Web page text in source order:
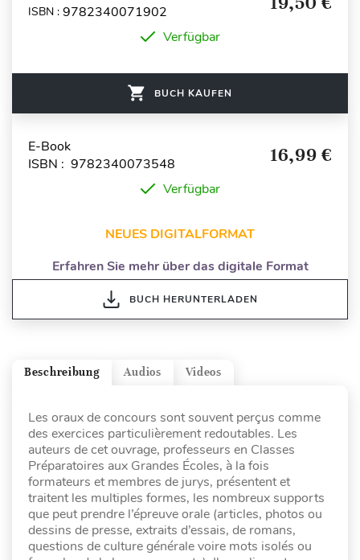
ISBN : 9782340071902
Verfügbar
BUCH KAUFEN
E-Book
ISBN : 9782340073548
16,99 €
Verfügbar
NEUES DIGITALFORMAT
Erfahren Sie mehr über das digitale Format
BUCH HERUNTERLADEN
Videos
Audios
Beschreibung
Les oraux de concours sont souvent perçus comme
des exercices particulièrement redoutables. Les
auteurs de cet ouvrage, professeurs en Classes
Préparatoires aux Grandes Écoles, à la fois
formateurs et membres de jurys, présentent et
traitent les multiples formes, les nombreux supports
que peut prendre l’épreuve orale (articles, photos ou
dessins de presse, extraits d’essais, de romans,
questions de culture générale voire mots isolés ou